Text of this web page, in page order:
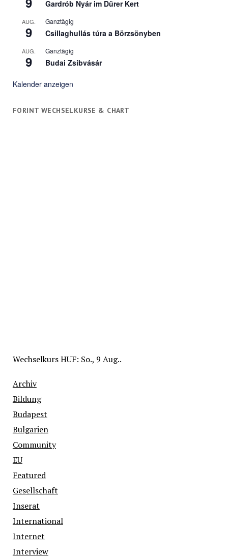
Gardrób Nyár im Dürer Kert
AUG.
9
Ganztägig
Csillaghullás túra a Börzsönyben
AUG.
9
Ganztägig
Budai Zsibvásár
Kalender anzeigen
FORINT WECHSELKURSE & CHART
WechselkursHUF: So., 9 Aug..
Archiv
Bildung
Budapest
Bulgarien
Community
EU
Featured
Gesellschaft
Inserat
International
Internet
Interview